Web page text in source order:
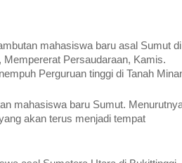
mahasiswa baru asal Sumut di
Persaudaraan, Kamis.
Perguruan tinggi di Tanah
mahasiswa baru Sumut.
akan terus menjadi tempat